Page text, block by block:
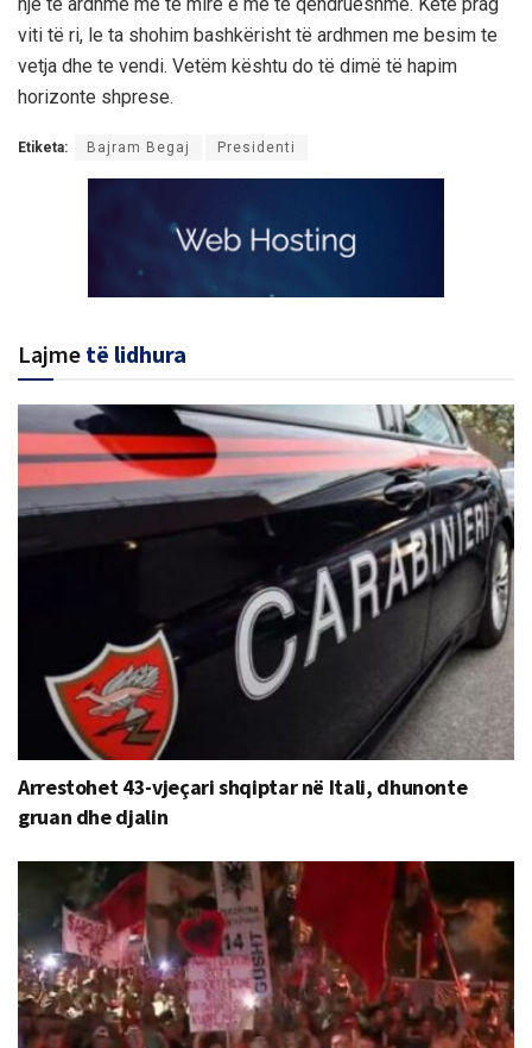
viti të ri, le ta shohim bashkërisht të ardhmen me besim te
vetja dhe te vendi. Vetëm kështu do të dimë të hapim
horizonte shprese.
Etiketa: Bajram Begaj Presidenti
Lajme të lidhura
Arrestohet 43-vjeçari shqiptar në Itali, dhunonte
gruan dhe djalin